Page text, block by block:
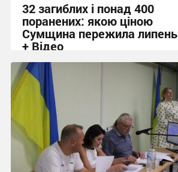
32 загиблих і понад 400
поранених: якою ціною
Сумщина пережила липень
+ Відео
11:58 вчора